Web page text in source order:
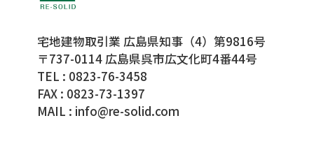
宅地建物取引業 広島県知事（4）第9816号
〒737-0114 広島県呉市広文化町4番44号
TEL : 0823-76-3458
FAX : 0823-73-1397
MAIL : info@re-solid.com